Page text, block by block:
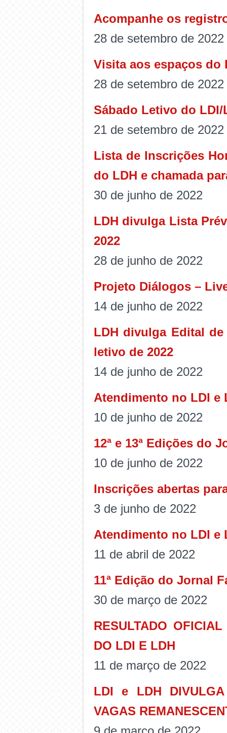
Acompanhe os
28 de setembro de 2022
Visita aos espaços do
28 de setembro de 2022
Sábado Letivo do LDI/
21 de setembro de 2022
Lista de Inscrições
do LDH e chamada
30 de junho de 2022
LDH divulga Lista
2022
28 de junho de 2022
Projeto Diálogos –
14 de junho de 2022
LDH divulga Edital
letivo de 2022
14 de junho de 2022
Atendimento no LDI e
10 de junho de 2022
12ª e 13ª Edições do
10 de junho de 2022
Inscrições abertas
3 de junho de 2022
Atendimento no LDI e
11 de abril de 2022
11ª Edição do Jornal
30 de março de 2022
RESULTADO
DO LDI E LDH
11 de março de 2022
LDI e LDH DIVULGA
VAGAS